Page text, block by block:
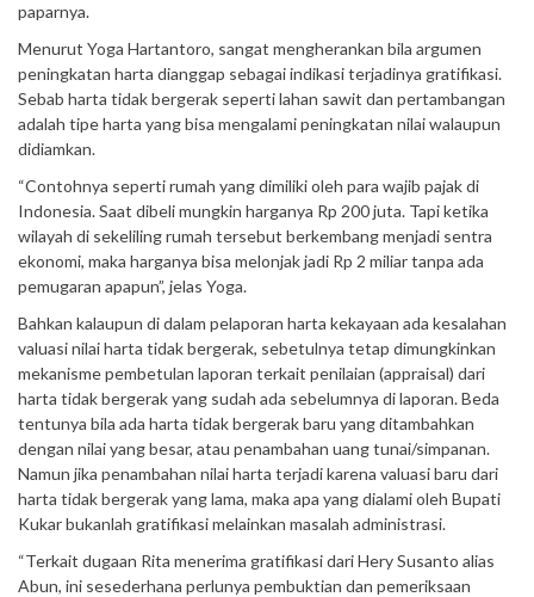
paparnya.
Menurut Yoga Hartantoro, sangat mengherankan bila argumen
peningkatan harta dianggap sebagai indikasi terjadinya gratifikasi.
Sebab harta tidak bergerak seperti lahan sawit dan pertambangan
adalah tipe harta yang bisa mengalami peningkatan nilai walaupun
didiamkan.
“Contohnya seperti rumah yang dimiliki oleh para wajib pajak di
Indonesia. Saat dibeli mungkin harganya Rp 200 juta. Tapi ketika
wilayah di sekeliling rumah tersebut berkembang menjadi sentra
ekonomi, maka harganya bisa melonjak jadi Rp 2 miliar tanpa ada
pemugaran apapun”, jelas Yoga.
Bahkan kalaupun di dalam pelaporan harta kekayaan ada kesalahan
valuasi nilai harta tidak bergerak, sebetulnya tetap dimungkinkan
mekanisme pembetulan laporan terkait penilaian (appraisal) dari
harta tidak bergerak yang sudah ada sebelumnya di laporan. Beda
tentunya bila ada harta tidak bergerak baru yang ditambahkan
dengan nilai yang besar, atau penambahan uang tunai/simpanan.
Namun jika penambahan nilai harta terjadi karena valuasi baru dari
harta tidak bergerak yang lama, maka apa yang dialami oleh Bupati
Kukar bukanlah gratifikasi melainkan masalah administrasi.
“Terkait dugaan Rita menerima gratifikasi dari Hery Susanto alias
Abun, ini sesederhana perlunya pembuktian dan pemeriksaan